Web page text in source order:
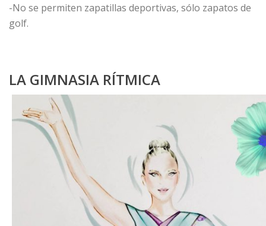
-No se permiten zapatillas deportivas, sólo zapatos de
golf.
LA GIMNASIA RÍTMICA